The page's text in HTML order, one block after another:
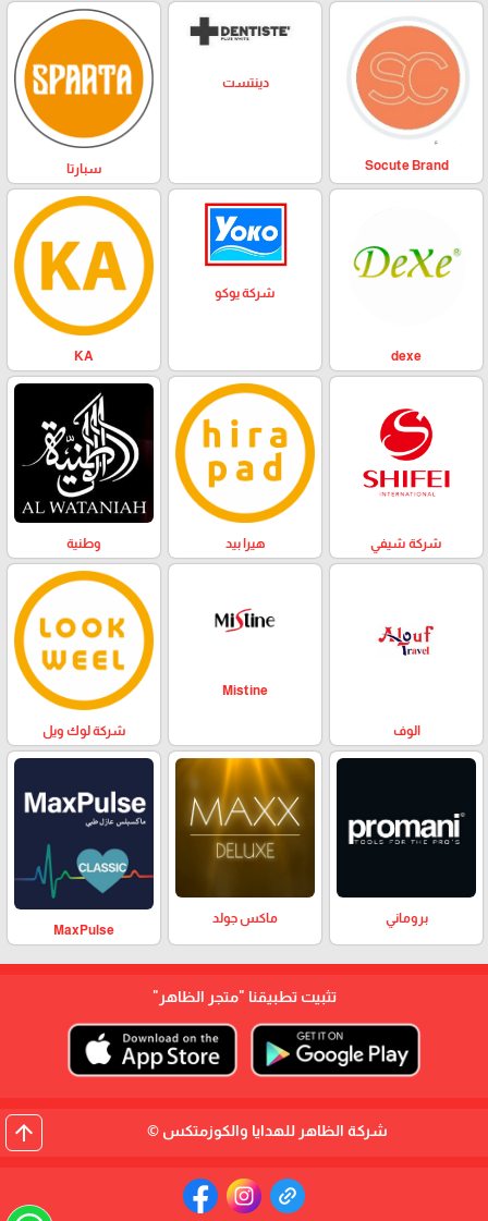
Socute Brand
دينتست
سبارتا
dexe
شركة يوكو
KA
شركة شيفي هيرا بيد وطنية
الوف
Mistine
شركة لوك ويل
بروماني ماكس جولد
MaxPulse
تثبيت تطبيقنا "متجر الظاهر"
شركة الظاهر للهدايا والكوزمتكس © arrow_upward